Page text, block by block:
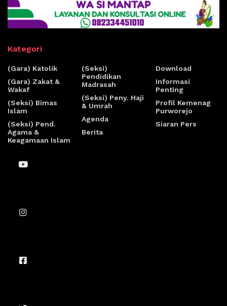
Kategori
(Gara) Katolik
(Gara) Zakat &
Wakaf
(Seksi) Bimas
Islam
(Seksi) Pend.
Agama &
Keagamaan Islam
(Seksi)
Pendidikan
Madrasah
(Seksi) Peny. Haji
& Umrah
Agenda
Berita
Download
Informasi
Penting
Profil Kemenag
Purworejo
Siaran Pers